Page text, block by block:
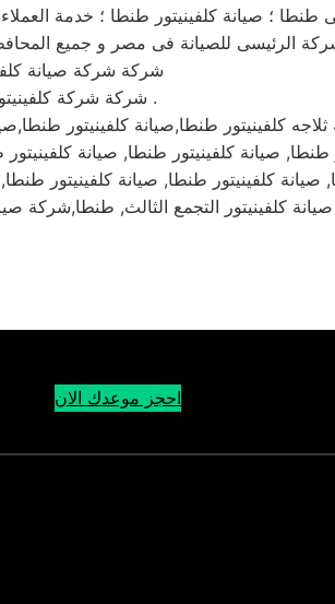
طنطا ؛ صيانة كلفينيتور طنطا ؛ خدمة
شركة شركة صيانة
| شركة شركة كلفينيتور | شركة شركة بلاغات شركة ثلاجه ، ثلاجه .
كلفينيتور طنطا,صيانة كلفينيتور
طنطا, صيانة كلفينيتور طنطا, صيانة
صيانة كلفينيتور طنطا, صيانة كلفينيتور
احجز موعدك الان